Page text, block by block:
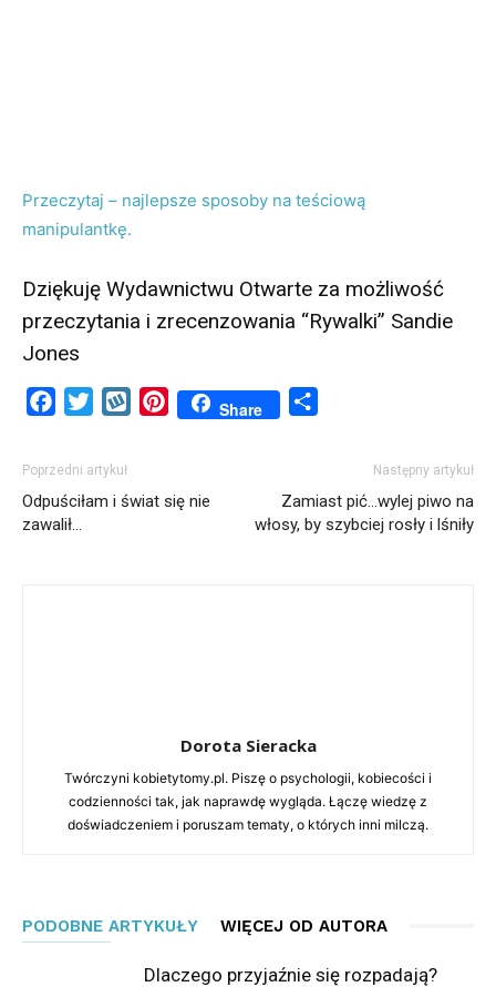
Przeczytaj – najlepsze sposoby na teściową
manipulantkę.
Dziękuję Wydawnictwu Otwarte za możliwość
przeczytania i zrecenzowania “Rywalki” Sandie
Jones
FacebookTwitterWykopPinterestShare
Poprzedni artykuł
Odpuściłam i świat się nie
zawalił…
Następny artykuł
Zamiast pić…wylej piwo na
włosy, by szybciej rosły i lśniły
Dorota Sieracka
Twórczyni kobietytomy.pl. Piszę o psychologii, kobiecości i
codzienności tak, jak naprawdę wygląda. Łączę wiedzę z
doświadczeniem i poruszam tematy, o których inni milczą.
PODOBNE ARTYKUŁY WIĘCEJ OD AUTORA
Dlaczego przyjaźnie się rozpadają?